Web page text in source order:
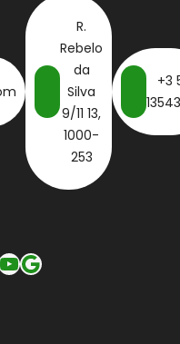
R.
Rebelo
da
Silva
9/11 13,
1000-
253
+3
Google